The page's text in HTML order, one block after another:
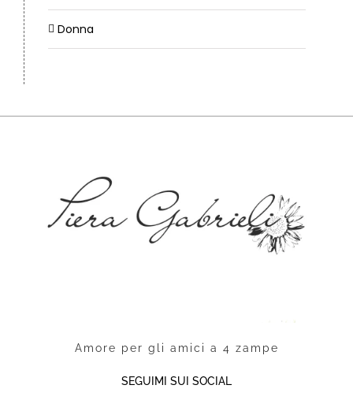
Donna
Amore per gli amici a 4 zampe
SEGUIMI SUI SOCIAL